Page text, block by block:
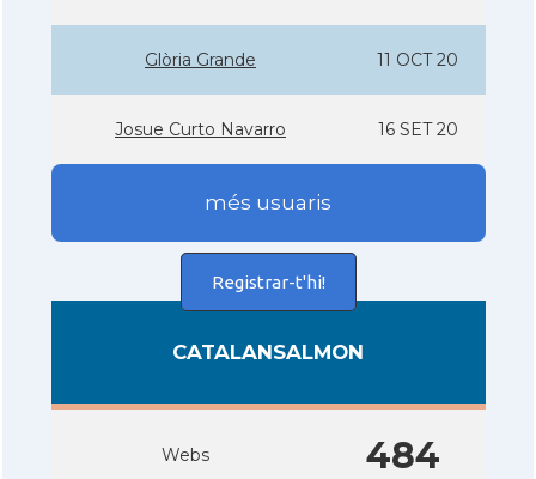
Glòria Grande 11 OCT 20
Josue Curto Navarro 16 SET 20
més usuaris
Registrar-t'hi!
CATALANSALMON
Webs 484